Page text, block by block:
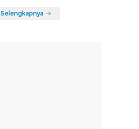
Selengkapnya